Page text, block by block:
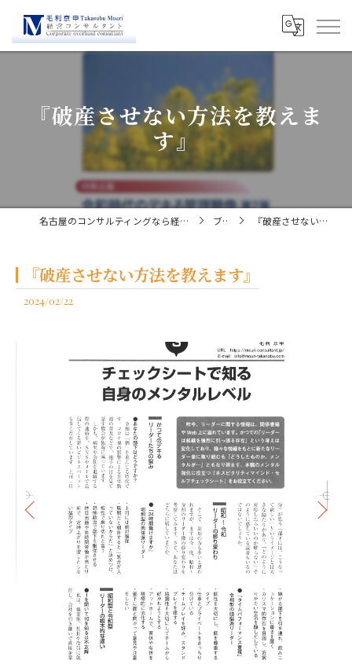
『破産させない方法を教えま
す』
名古屋のコンサルティングなら経営コンサルタント毛利京申 ブログ 『破産させない方法を教えます』
『破産させない方法を教えます』
2024/02/22